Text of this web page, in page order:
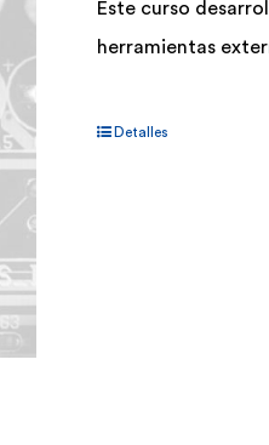
Este curso
herramientas
Detalles